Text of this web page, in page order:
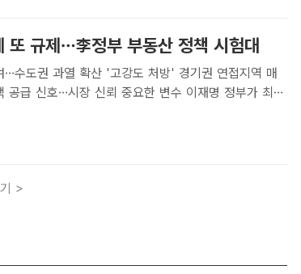
또 규제…李정부 부동산 정책 시험대
…수도권 과열 확산 '고강도 처방' 경기권 연접지역 매
호…시장 신뢰 중요한 변수 이재명 정부가 최근
경기도 화성시 동탄구·용인시 기흥구·구리시 3곳을
>